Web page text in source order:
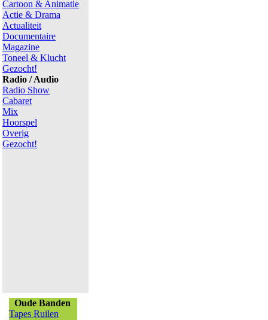
Cartoon & Animatie
Actie & Drama
Actualiteit
Documentaire
Magazine
Toneel & Klucht
Gezocht!
Radio / Audio
Radio Show
Cabaret
Mix
Hoorspel
Overig
Gezocht!
Oude Banden
Tapes Ruilen